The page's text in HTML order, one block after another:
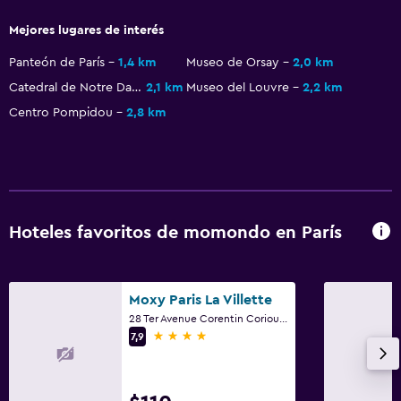
Caja fuerte
Estacionamiento y transporte
Estacionamiento privado
Mejores lugares de interés
Panteón de París 1,4 km Museo de Orsay
2,0 km
Catedral de Notre Dame de París 2,1 km Museo del Louvre
2,2 km
Centro Pompidou
2,8 km
Hoteles favoritos de momondo en París
Moxy Paris La Villette
7,9
4 estrellas